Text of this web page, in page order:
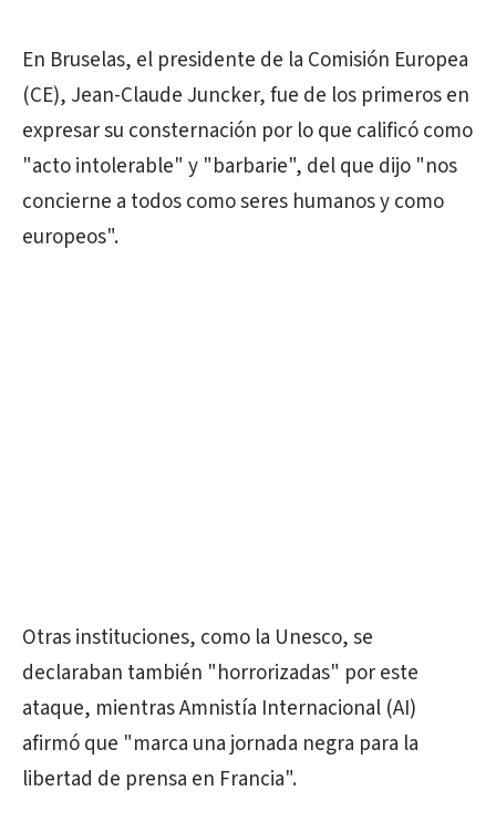
En Bruselas, el presidente de la Comisión Europea
(CE), Jean-Claude Juncker, fue de los primeros en
expresar su consternación por lo que calificó como
"acto intolerable" y "barbarie", del que dijo "nos
concierne a todos como seres humanos y como
europeos".
Otras instituciones, como la Unesco, se
declaraban también "horrorizadas" por este
ataque, mientras Amnistía Internacional (AI)
afirmó que "marca una jornada negra para la
libertad de prensa en Francia".